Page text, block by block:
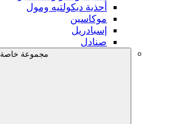
أحذية ديكولتيه ومول
موكاسين
إسبادريل
صنادل
مجموعة خاصة